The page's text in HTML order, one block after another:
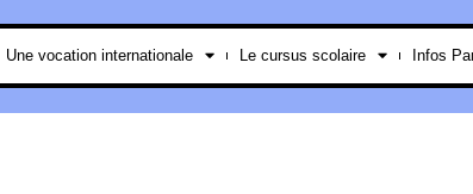
Une vocation internationale Le cursus scolaire Infos